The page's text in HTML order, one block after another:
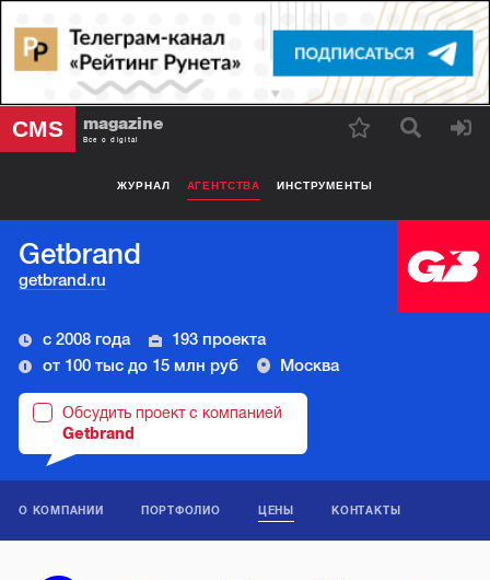
CMS magazine
Все о digital
ЖУРНАЛ АГЕНТСТВА ИНСТРУМЕНТЫ
Getbrand
getbrand.ru
с 2008 года
193 проекта
от 100 тыс до 15 млн руб
Москва
Обсудить проект с компанией
Getbrand
О КОМПАНИИ ПОРТФОЛИО ЦЕНЫ КОНТАКТЫ